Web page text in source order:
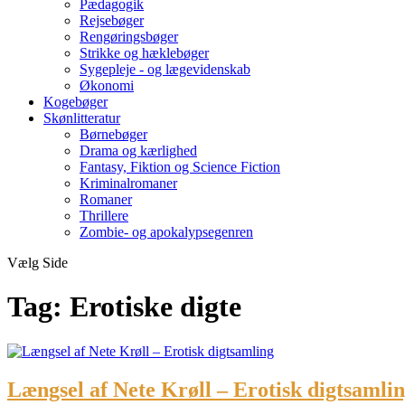
Pædagogik
Rejsebøger
Rengøringsbøger
Strikke og hæklebøger
Sygepleje - og lægevidenskab
Økonomi
Kogebøger
Skønlitteratur
Børnebøger
Drama og kærlighed
Fantasy, Fiktion og Science Fiction
Kriminalromaner
Romaner
Thrillere
Zombie- og apokalypsegenren
Vælg Side
Tag: Erotiske digte
Længsel af Nete Krøll – Erotisk